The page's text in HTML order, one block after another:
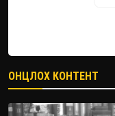
ОНЦЛОХ КОНТЕНТ